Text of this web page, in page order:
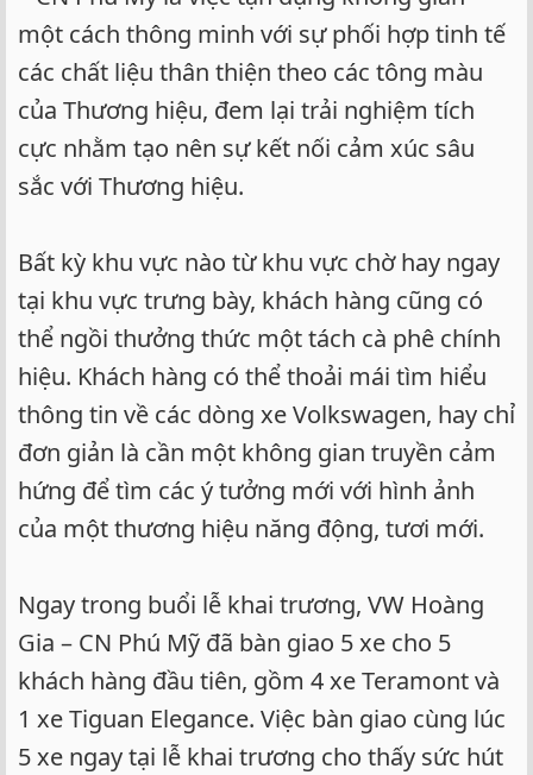
một cách thông minh với sự phối hợp tinh tế
các chất liệu thân thiện theo các tông màu
của Thương hiệu, đem lại trải nghiệm tích
cực nhằm tạo nên sự kết nối cảm xúc sâu
sắc với Thương hiệu.
Bất kỳ khu vực nào từ khu vực chờ hay ngay
tại khu vực trưng bày, khách hàng cũng có
thể ngồi thưởng thức một tách cà phê chính
hiệu. Khách hàng có thể thoải mái tìm hiểu
thông tin về các dòng xe Volkswagen, hay chỉ
đơn giản là cần một không gian truyền cảm
hứng để tìm các ý tưởng mới với hình ảnh
của một thương hiệu năng động, tươi mới.
Ngay trong buổi lễ khai trương, VW Hoàng
Gia – CN Phú Mỹ đã bàn giao 5 xe cho 5
khách hàng đầu tiên, gồm 4 xe Teramont và
1 xe Tiguan Elegance. Việc bàn giao cùng lúc
5 xe ngay tại lễ khai trương cho thấy sức hút